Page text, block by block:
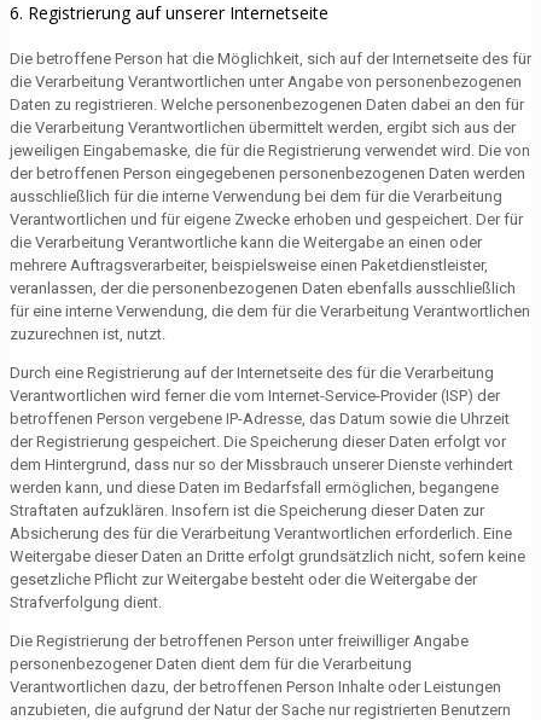
6. Registrierung auf unserer Internetseite
Die betroffene Person hat die Möglichkeit, sich auf der Internetseite des für
die Verarbeitung Verantwortlichen unter Angabe von personenbezogenen
Daten zu registrieren. Welche personenbezogenen Daten dabei an den für
die Verarbeitung Verantwortlichen übermittelt werden, ergibt sich aus der
jeweiligen Eingabemaske, die für die Registrierung verwendet wird. Die von
der betroffenen Person eingegebenen personenbezogenen Daten werden
ausschließlich für die interne Verwendung bei dem für die Verarbeitung
Verantwortlichen und für eigene Zwecke erhoben und gespeichert. Der für
die Verarbeitung Verantwortliche kann die Weitergabe an einen oder
mehrere Auftragsverarbeiter, beispielsweise einen Paketdienstleister,
veranlassen, der die personenbezogenen Daten ebenfalls ausschließlich
für eine interne Verwendung, die dem für die Verarbeitung Verantwortlichen
zuzurechnen ist, nutzt.
Durch eine Registrierung auf der Internetseite des für die Verarbeitung
Verantwortlichen wird ferner die vom Internet-Service-Provider (ISP) der
betroffenen Person vergebene IP-Adresse, das Datum sowie die Uhrzeit
der Registrierung gespeichert. Die Speicherung dieser Daten erfolgt vor
dem Hintergrund, dass nur so der Missbrauch unserer Dienste verhindert
werden kann, und diese Daten im Bedarfsfall ermöglichen, begangene
Straftaten aufzuklären. Insofern ist die Speicherung dieser Daten zur
Absicherung des für die Verarbeitung Verantwortlichen erforderlich. Eine
Weitergabe dieser Daten an Dritte erfolgt grundsätzlich nicht, sofern keine
gesetzliche Pflicht zur Weitergabe besteht oder die Weitergabe der
Strafverfolgung dient.
Die Registrierung der betroffenen Person unter freiwilliger Angabe
personenbezogener Daten dient dem für die Verarbeitung
Verantwortlichen dazu, der betroffenen Person Inhalte oder Leistungen
anzubieten, die aufgrund der Natur der Sache nur registrierten Benutzern